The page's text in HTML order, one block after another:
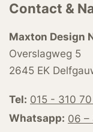
Contact &
Maxton Design
Overslagweg 5
2645 EK
Tel: 015 - 310
Whatsapp: 06 –